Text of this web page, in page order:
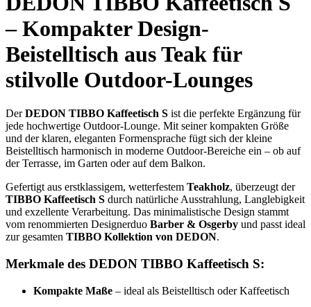
– Kompakter Design-
Beistelltisch aus Teak für
stilvolle Outdoor-Lounges
DerDEDON TIBBO Kaffeetisch S ist die perfekte Ergänzung für
jede hochwertige Outdoor-Lounge. Mit seiner kompakten Größe
und der klaren, eleganten Formensprache fügt sich der kleine
Beistelltisch harmonisch in moderne Outdoor-Bereiche ein – ob auf
der Terrasse, im Garten oder auf dem Balkon.
Gefertigt aus erstklassigem, wetterfestem Teakholz, überzeugt der
TIBBO Kaffeetisch S durch natürliche Ausstrahlung, Langlebigkeit
und exzellente Verarbeitung. Das minimalistische Design stammt
vom renommierten Designerduo Barber & Osgerby und passt ideal
zur gesamten TIBBO Kollektion von DEDON.
Merkmale des DEDON TIBBO Kaffeetisch S:
Kompakte Maße – ideal als Beistelltisch oder Kaffeetisch